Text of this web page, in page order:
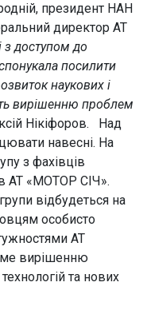
президент НАН
директор АТ
з доступом до
посилити
наукових і
вирішенню проблем
Нікіфоров. Над
навесні. На
з фахівців
АТ «МОТОР СІЧ».
відбудеться на
особисто
АТ
вирішенню
та нових